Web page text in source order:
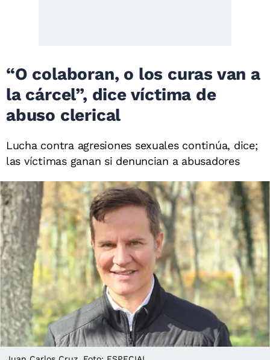
“O colaboran, o los curas van a
la cárcel”, dice víctima de
abuso clerical
Lucha contra agresiones sexuales continúa, dice;
las víctimas ganan si denuncian a abusadores